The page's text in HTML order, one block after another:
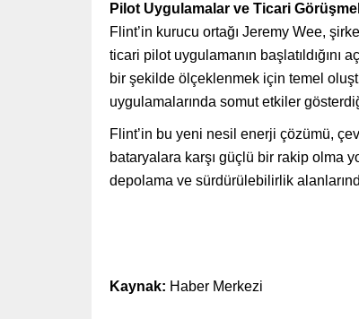
Pilot Uygulamalar ve Ticari
Flint’in kurucu ortağı Jeremy Wee,
ticari pilot uygulamanın başlatıldığını
bir şekilde ölçeklenmek için temel
uygulamalarında somut etkiler
Flint’in bu yeni nesil enerji çözümü,
bataryalara karşı güçlü bir rakip olma
depolama ve sürdürülebilirlik
Kaynak: Haber Merkezi